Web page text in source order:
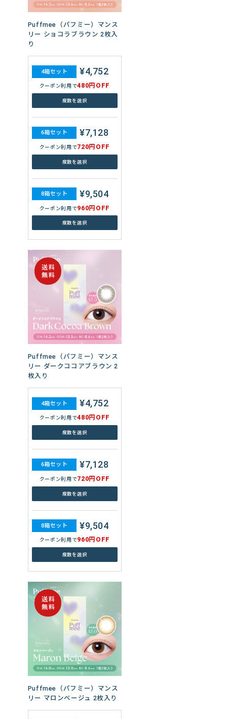
4箱セット ¥6,720
クーポン利用で 480円OFF
6箱セット ¥10,020
クーポン利用で720円OFF
度数を選択
8箱セット ¥13,360
クーポン利用で 960円OFF
度数を選択
もっと見る
Puffmee（パフミー）マンス
リー ショコラブラウン 2枚入
り
4箱セット ¥4,752
クーポン利用で480円OFF
度数を選択
6箱セット ¥7,128
クーポン利用で720円OFF
度数を選択
8箱セット ¥9,504
クーポン利用で960円OFF
度数を選択
Puffmee（パフミー）マンス
リー ダークココアブラウン 2
枚入り
4箱セット ¥4,752
クーポン利用で480円OFF
度数を選択
6箱セット ¥7,128
クーポン利用で720円OFF
度数を選択
8箱セット ¥9,504
クーポン利用で960円OFF
度数を選択
Puffmee（パフミー）マンス
リー マロンベージュ 2枚入り